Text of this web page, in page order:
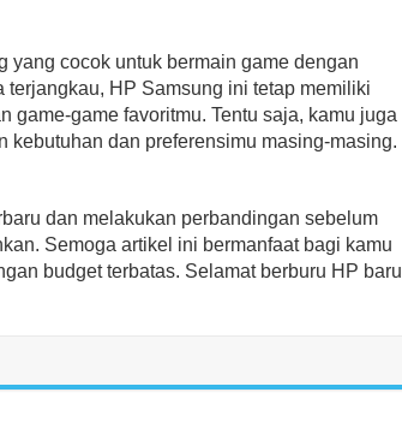
yang cocok untuk bermain game dengan
HP Samsung ini tetap memiliki
game-game favoritmu. Tentu saja, kamu juga
dan preferensimu masing-masing.
dan melakukan perbandingan sebelum
Semoga artikel ini bermanfaat bagi kamu
budget terbatas. Selamat berburu HP baru